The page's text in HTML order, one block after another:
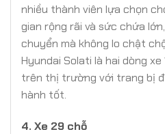
nhiều thành viên lựa chọn
gian rộng rãi và sức chứa
chuyển mà không lo chật
Hyundai Solati là hai dòng
trên thị trường với trang bị
hành tốt.
4. Xe 29 chỗ